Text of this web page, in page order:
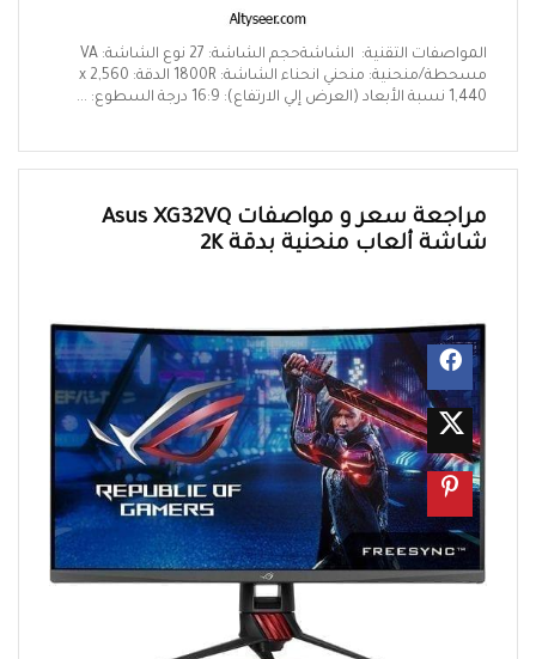
المواصفات التقنية: الشاشةحجم الشاشة: 27 نوع الشاشة: VA
مسحطة/منحنية: منحني انحناء الشاشة: 1800R الدقة: 2,560 x
1,440 نسبة الأبعاد (العرض إلي الارتفاع): 16:9 درجة السطوع: ...
مراجعة سعر و مواصفات Asus XG32VQ
شاشة ألعاب منحنية بدقة 2K